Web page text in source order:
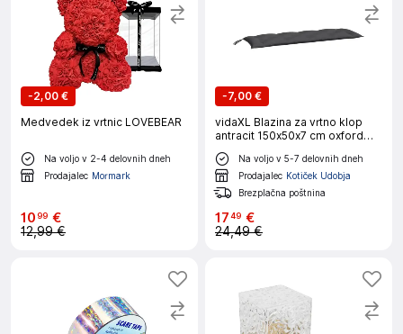
-2,00 €
Medvedek iz vrtnic LOVEBEAR
Na voljo v 2-4 delovnih dneh
Prodajalec Mormark
1099 €
12,99 €
-7,00 €
vidaXL Blazina za vrtno klop
antracit 150x50x7 cm oxford
tkanina
Na voljo v 5-7 delovnih dneh
Prodajalec Kotiček Udobja
Brezplačna poštnina
1749 €
24,49 €